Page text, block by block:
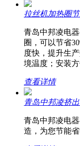
拉丝机加热圈
青岛中邦凌电
圈，可以节省
度快，提升生
境温度；安装
查看详情
青岛中邦凌挤
青岛中邦凌电
造，为您节能省